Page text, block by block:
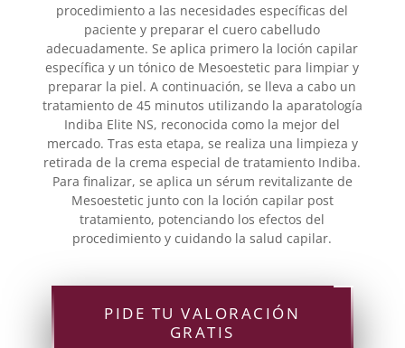
procedimiento a las necesidades específicas del
paciente y preparar el cuero cabelludo
adecuadamente. Se aplica primero la loción capilar
específica y un tónico de Mesoestetic para limpiar y
preparar la piel. A continuación, se lleva a cabo un
tratamiento de 45 minutos utilizando la aparatología
Indiba Elite NS, reconocida como la mejor del
mercado. Tras esta etapa, se realiza una limpieza y
retirada de la crema especial de tratamiento Indiba.
Para finalizar, se aplica un sérum revitalizante de
Mesoestetic junto con la loción capilar post
tratamiento, potenciando los efectos del
procedimiento y cuidando la salud capilar.
PIDE TU VALORACIÓN
GRATIS